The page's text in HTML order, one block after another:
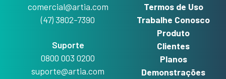
comercial@artia.com
(47) 3802-7390
Suporte
0800 003 0200
suporte@artia.com
Termos de Uso
Trabalhe Conosco
Produto
Clientes
Planos
Demonstrações